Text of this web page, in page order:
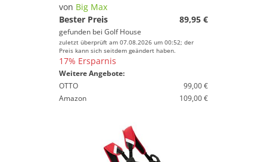
Geschlecht
von Big Max
Bester Preis
89,95 €
gefunden bei Golf House
zuletzt überprüft am 07.08.2026 um 00:52; der
Preis kann sich seitdem geändert haben.
17% Ersparnis
Weitere Angebote:
OTTO
99,00 €
Amazon
109,00 €